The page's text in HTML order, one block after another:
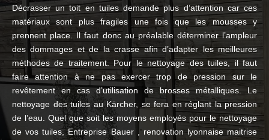
Décrasser un toit en tuiles demande plus d’attention car ces
matériaux sont plus fragiles une fois que les mousses y
prennent place. Il faut donc au préalable déterminer l’ampleur
des dommages et de la crasse afin d’adapter les meilleures
méthodes de traitement. Pour le nettoyage des tuiles, il faut
faire attention à ne pas exercer trop de pression sur le
revêtement en cas d’utilisation de brosses métalliques. Le
nettoyage des tuiles au Kärcher, se fera en réglant la pression
de l’eau. Quel que soit les moyens employés pour le nettoyage
de vos tuiles, Entreprise Bauer , renovation lyonnaise maitrise